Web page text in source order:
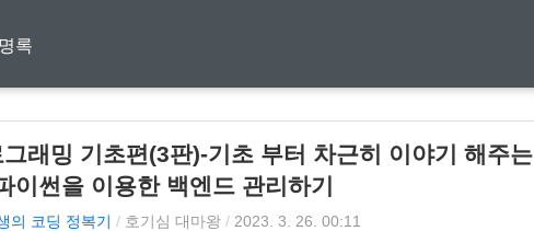
록
래밍 기초편(3판)-기초 부터 차근히 이야기 해주는
이썬을 이용한 백엔드 관리하기
의 코딩 정복기 / 호기심 대마왕/ 2023. 3. 26. 00:11